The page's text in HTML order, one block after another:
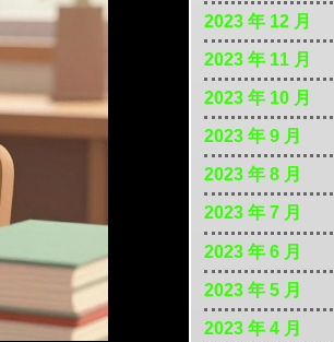
2023 年 12 月
2023 年 11 月
2023 年 10 月
2023 年 9 月
2023 年 8 月
2023 年 7 月
2023 年 6 月
2023 年 5 月
2023 年 4 月